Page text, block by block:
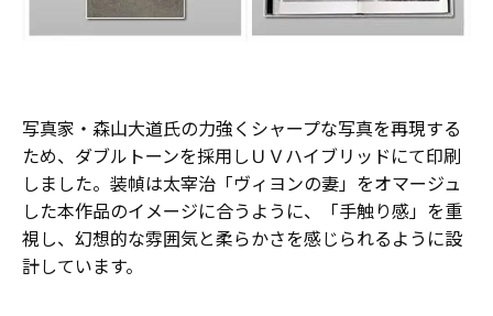
写真家・森山大道氏の力強くシャープな写真を再現する
ため、ダブルトーンを採用しＵＶハイブリッドにて印刷
しました。装幀は太宰治「ヴィヨンの妻」をオマージュ
した本作品のイメージに合うように、「手触り感」を重
視し、幻想的な雰囲気と柔らかさを感じられるように設
計しています。